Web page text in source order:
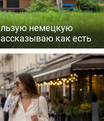
немецкую
как есть